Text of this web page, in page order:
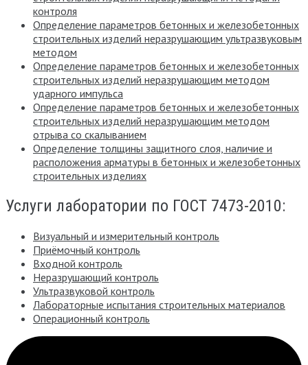
контроля
Определение параметров бетонных и железобетонных
строительных изделий неразрушающим ультразвуковым
методом
Определение параметров бетонных и железобетонных
строительных изделий неразрушающим методом
ударного импульса
Определение параметров бетонных и железобетонных
строительных изделий неразрушающим методом
отрыва со скалыванием
Определение толщины защитного слоя, наличие и
расположения арматуры в бетонных и железобетонных
строительных изделиях
Услуги лаборатории по ГОСТ 7473-2010:
Визуальный и измерительный контроль
Приёмочный контроль
Входной контроль
Неразрушающий контроль
Ультразвуковой контроль
Лабораторные испытания строительных материалов
Операционный контроль